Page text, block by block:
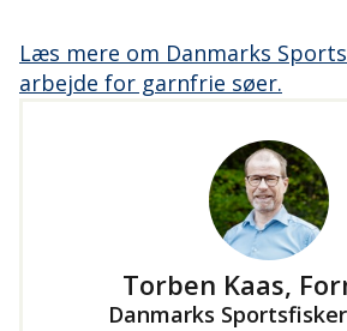
Torben Kaas,
Danmarks
Læs mere om Danmarks
arbejde for garnfrie søer.